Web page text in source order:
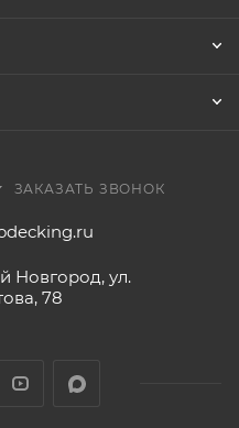
ЗАКАЗАТЬ ЗВОНОК
Новгород, ул.
78